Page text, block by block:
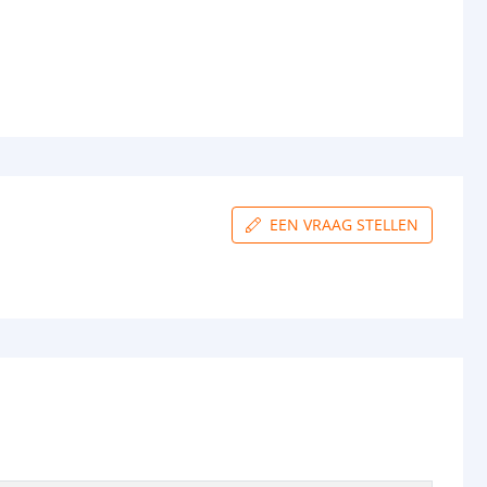
Pro: 5,2mm
EEN VRAAG STELLEN